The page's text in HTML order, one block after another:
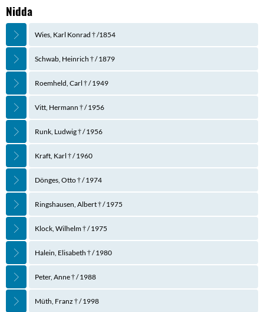
Nidda
Wies, Karl Konrad † /1854
Schwab, Heinrich † / 1879
Roemheld, Carl † / 1949
Vitt, Hermann † / 1956
Runk, Ludwig † / 1956
Kraft, Karl † / 1960
Dönges, Otto † / 1974
Ringshausen, Albert † / 1975
Klock, Wilhelm † / 1975
Halein, Elisabeth † / 1980
Peter, Anne † / 1988
Müth, Franz † / 1998